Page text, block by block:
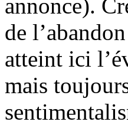
annonce).
de
atteint ici
mais